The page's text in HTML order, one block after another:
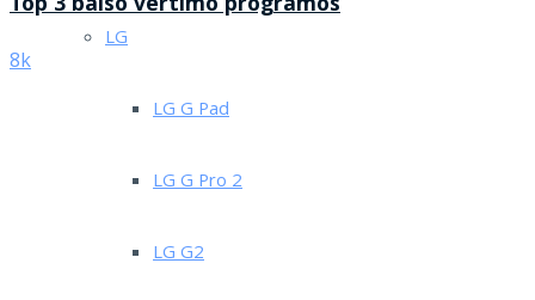
LG
LG G Pad
LG G Pro 2
LG G2
8k